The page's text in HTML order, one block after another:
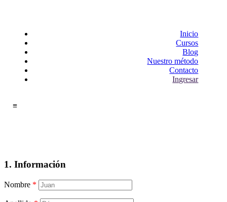
Inicio
Cursos
Blog
Nuestro método
Contacto
Ingresar
≡
1. Información
Nombre *